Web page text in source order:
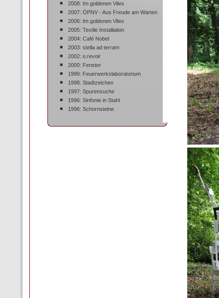
2008: Im goldenen Vlies
2007: ÖPNV - Aus Freude am Warten
2006: Im goldenen Vlies
2005: Textile Installation
2004: Café Nobel
2003: stella ad terram
2002: o.revoir
2000: Fenster
1999: Feuerwerkslaboratorium
1998: Stadtzeichen
1997: Spurensuche
1996: Sinfonie in Stahl
1996: Schornsteine